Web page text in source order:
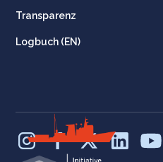
Transparenz
Logbuch (EN)